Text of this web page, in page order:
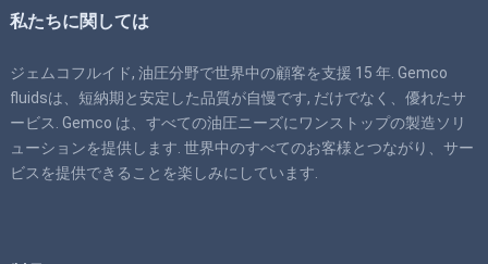
私たちに関しては
ジェムコフルイド, 油圧分野で世界中の顧客を支援 15 年. Gemco
fluidsは、短納期と安定した品質が自慢です, だけでなく、優れたサ
ービス. Gemco は、すべての油圧ニーズにワンストップの製造ソリ
ューションを提供します. 世界中のすべてのお客様とつながり、サー
ビスを提供できることを楽しみにしています.